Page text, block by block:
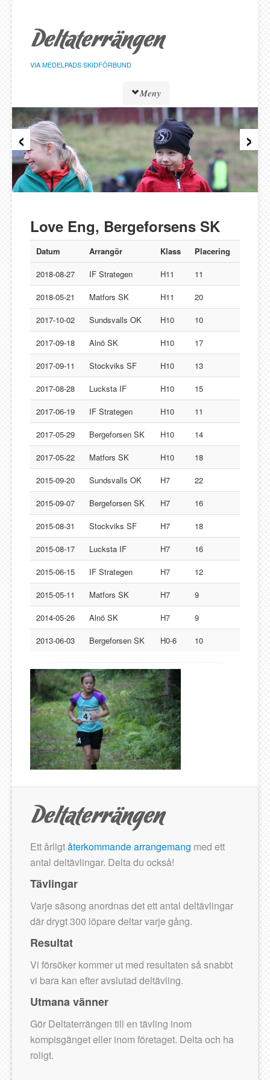
sidans
innehåll
VIA MEDELPADS SKIDFÖRBUND
Meny
Tävlingar
Resultat
Löpare
Klasser
Föreningar
Bergeforsen SK
IF Strategen
Lucksta IF
Matfors SK
Njurunda SK
Stockviks SF
Sundsvalls OK
Gästbok
‹ ›
Love Eng, Bergeforsens SK
Datum Arrangör Klass
Placering
2018-08-27
IF Strategen H11
11
2018-05-21
Matfors SK H11
20
2017-10-02
Sundsvalls OK H10
10
2017-09-18
Alnö SK H10
17
2017-09-11
Stockviks SF H10
13
2017-08-28
Lucksta IF H10
15
2017-06-19
IF Strategen H10
11
2017-05-29
Bergeforsen SK H10
14
2017-05-22
Matfors SK H10
18
2015-09-20
Sundsvalls OK H7
22
2015-09-07
Bergeforsen SK H7
16
2015-08-31
Stockviks SF H7
18
2015-08-17
Lucksta IF H7
16
2015-06-15
IF Strategen H7
12
2015-05-11
Matfors SK H7
9
2014-05-26
Alnö SK H7
9
2013-06-03
Bergeforsen SK H0-6 10
Ett årligtåterkommande arrangemang med ett
antal deltävlingar. Delta du också!
Tävlingar
Varje säsong anordnas det ett antal deltävlingar
där drygt 300 löpare deltar varje gång.
Resultat
Vi försöker kommer ut med resultaten så snabbt
vi bara kan efter avslutad deltävling.
Utmana vänner
Gör Deltaterrängen till en tävling inom
kompisgänget eller inom företaget. Delta och ha
roligt.